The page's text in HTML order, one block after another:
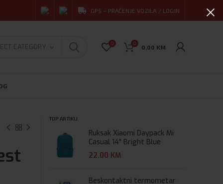
GPS – PRAĆENJE VOZILA / LOGIN
CATEGORY 0 0
0.00 KM
TOP ARTIKLI
Ruksak Xiaomi Daypack Mi
Casual 14" Bright Blue
22.00 KM
Beskontaktni termometar